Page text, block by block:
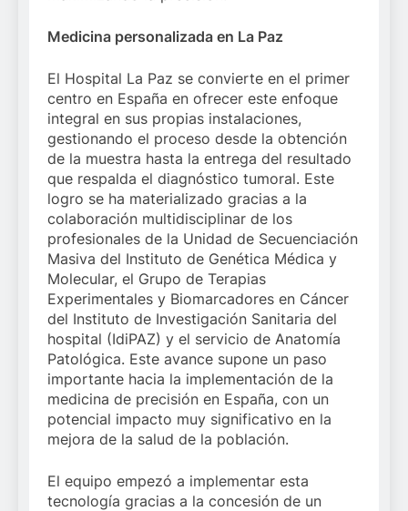
Medicina personalizada en La Paz
El Hospital La Paz se convierte en el primer
centro en España en ofrecer este enfoque
integral en sus propias instalaciones,
gestionando el proceso desde la obtención
de la muestra hasta la entrega del resultado
que respalda el diagnóstico tumoral. Este
logro se ha materializado gracias a la
colaboración multidisciplinar de los
profesionales de la Unidad de Secuenciación
Masiva del Instituto de Genética Médica y
Molecular, el Grupo de Terapias
Experimentales y Biomarcadores en Cáncer
del Instituto de Investigación Sanitaria del
hospital (IdiPAZ) y el servicio de Anatomía
Patológica. Este avance supone un paso
importante hacia la implementación de la
medicina de precisión en España, con un
potencial impacto muy significativo en la
mejora de la salud de la población.
El equipo empezó a implementar esta
tecnología gracias a la concesión de un